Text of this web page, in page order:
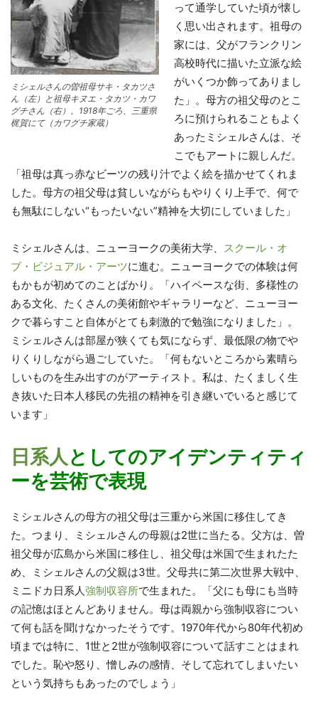
ミシェルさんの曽祖母サキ・タカツさ
ん（左）と祖母キヌエ・タカツ・カワ
グチさん（右）。1918年ごろ、三重県
梶賀にて（カワグチ家蔵）
って通学していた頃が懐し
く思い出されます。祖母の
家には、父がフランクリン
高校時代に描いた立派な絵
がいくつか飾ってありまし
た」。母方の祖父母のとこ
ろに預けられることもよく
あったミシェルさんは、そ
こでもアートに親しんだ。
「祖母は真っ赤なビーツの残り汁でよく絵を描かせてくれま
した。母方の祖父母は貧しいながらもやりくり上手で、何で
も無駄にしない“もったいない”精神を大切にしていました」
ミシェルさんは、ニューヨークの美術大学、 スクール・オ
ブ・ビジュアル・アーツに進む。ニューヨークでの体験は何
もかもが初めてのことばかり。「ハイペースな街、多様性の
ある文化、たくさんの美術館やギャラリーなど、ニューヨー
クで暮らすこと自体がとても刺激的で勉強になりました」。
ミシェルさんは部屋が狭くても気にならず、最低限の物でや
りくりしながら過ごしていた。「何もないところから素晴ら
しいものを生み出すのがアーティスト。私は、たくましく生
き抜いた日本人移民の先祖の精神を引き継いでいると感じて
います」
日系人としてのアイデンティティ
ーを芸術で表現
ミシェルさんの母方の祖父母は三重から米国に移住してき
た。つまり、ミシェルさんの母親は2世に当たる。父方は、曽
祖父母が広島から米国に移住し、祖父母は米国で生まれたた
め、ミシェルさんの父親は3世。父母共に第二次世界大戦中、
ミニドカ日系人強制収容所で生まれた。「父にも母にも当時
の記憶はほとんどありません。母は両親から強制収容につい
て何も話を聞けなかったそうです。1970年代から80年代初め
頃までは特に、1世と2世が強制収容について話すことはまれ
でした。恥や怒り、憎しみの感情、そして忘れてしまいたい
という気持ちもあったのでしょう」